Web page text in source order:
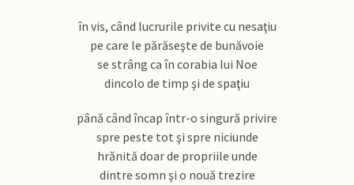
în vis, când lucrurile privite cu nesaţiu
pe care le părăseşte de bunăvoie
se strâng ca în corabia lui Noe
dincolo de timp şi de spaţiu
până când încap într-o singură privire
spre peste tot şi spre niciunde
hrănită doar de propriile unde
dintre somn şi o nouă trezire